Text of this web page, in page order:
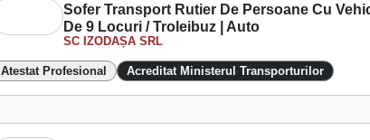
Sofer Transport Rutier De Persoane Cu
De 9 Locuri / Troleibuz | Auto
SC IZODAȘA SRL
Atestat Profesional Acreditat Ministerul Transporturilor